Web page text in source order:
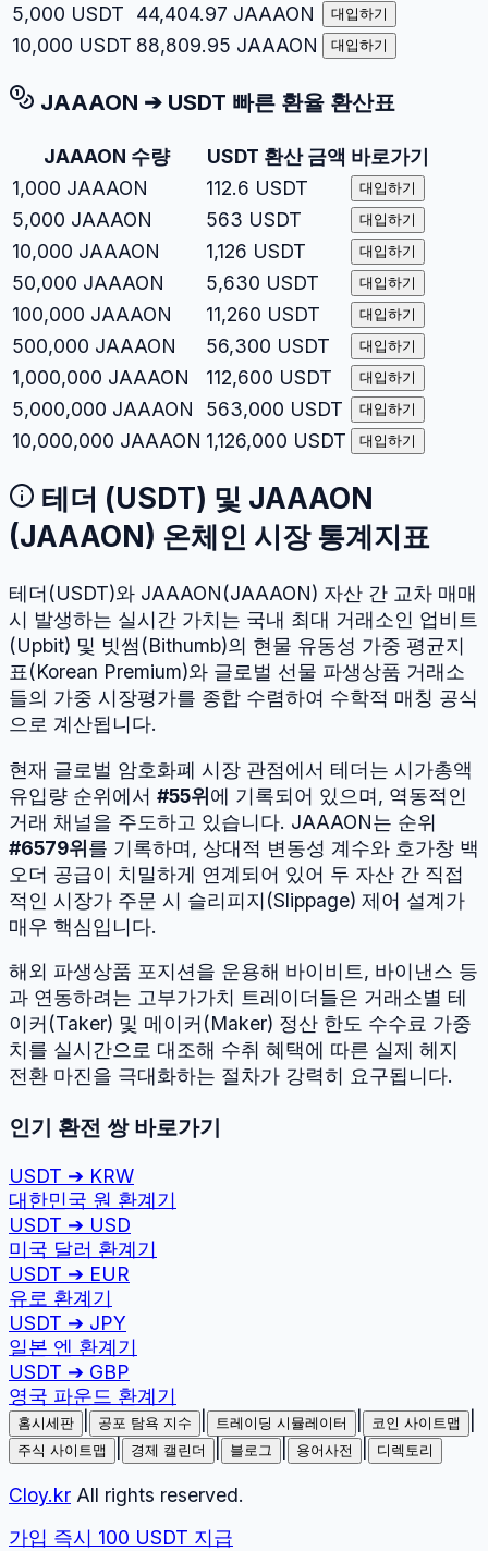
5,000 USDT 44,404.97 JAAAON 대입하기
10,000 USDT 88,809.95 JAAAON 대입하기
JAAAON ➔ USDT 빠른 환율 환산표
JAAAON 수량 USDT 환산 금액 바로가기
1,000 JAAAON 112.6 USDT 대입하기
5,000 JAAAON 563 USDT 대입하기
10,000 JAAAON 1,126 USDT 대입하기
50,000 JAAAON 5,630 USDT 대입하기
100,000 JAAAON 11,260 USDT 대입하기
500,000 JAAAON 56,300 USDT 대입하기
1,000,000 JAAAON 112,600 USDT 대입하기
5,000,000 JAAAON 563,000 USDT 대입하기
10,000,000 JAAAON 1,126,000 USDT 대입하기
테더 (USDT) 및 JAAAON
(JAAAON ) 온체인 시장 통계지표
테더 (USDT)와 JAAAON(JAAAON) 자산 간 교차 매매
시 발생하는 실시간 가치는 국내 최대 거래소인 업비트
(Upbit) 및 빗썸(Bithumb)의 현물 유동성 가중 평균지
표(Korean Premium)와 글로벌 선물 파생상품 거래소
들의 가중 시장평가를 종합 수렴하여 수학적 매칭 공식
으로 계산됩니다.
현재 글로벌 암호화폐 시장 관점에서 테더는 시가총액
유입량 순위에서 #55위에 기록되어 있으며, 역동적인
거래 채널을 주도하고 있습니다. JAAAON는 순위
#6579위를 기록하며, 상대적 변동성 계수와 호가창 백
오더 공급이 치밀하게 연계되어 있어 두 자산 간 직접
적인 시장가 주문 시 슬리피지(Slippage) 제어 설계가
매우 핵심입니다.
해외 파생상품 포지션을 운용해 바이비트, 바이낸스 등
과 연동하려는 고부가가치 트레이더들은 거래소별 테
이커(Taker) 및 메이커(Maker) 정산 한도 수수료 가중
치를 실시간으로 대조해 수취 혜택에 따른 실제 헤지
전환 마진을 극대화하는 절차가 강력히 요구됩니다.
인기 환전 쌍 바로가기
USDT ➔ KRW
대한민국 원 환계기
USDT ➔ USD
미국 달러 환계기
USDT ➔ EUR
유로 환계기
USDT ➔ JPY
일본 엔 환계기
USDT ➔ GBP
영국 파운드 환계기
홈시세판 공포 탐욕 지수 트레이딩 시뮬레이터 코인 사이트맵
주식 사이트맵 경제 캘린더 블로그 용어사전 디렉토리
Cloy.kr All rights reserved.
가입 즉시 100 USDT 지급